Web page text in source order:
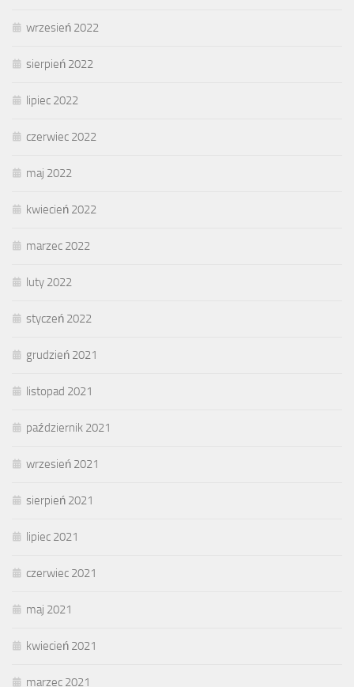
wrzesień 2022
sierpień 2022
lipiec 2022
czerwiec 2022
maj 2022
kwiecień 2022
marzec 2022
luty 2022
styczeń 2022
grudzień 2021
listopad 2021
październik 2021
wrzesień 2021
sierpień 2021
lipiec 2021
czerwiec 2021
maj 2021
kwiecień 2021
marzec 2021